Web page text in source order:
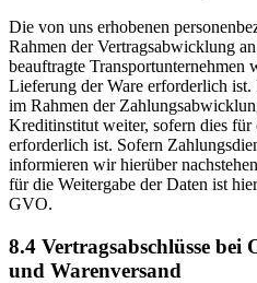
Die von uns erhobenen
Rahmen der Vertragsabwicklung
beauftragte Transportunternehmen
Lieferung der Ware erforderlich
im Rahmen der
Kreditinstitut weiter, sofern dies
erforderlich ist. Sofern
informieren wir hierüber
für die Weitergabe der Daten ist
GVO.
8.4 Vertragsabschlüsse
und Warenversand